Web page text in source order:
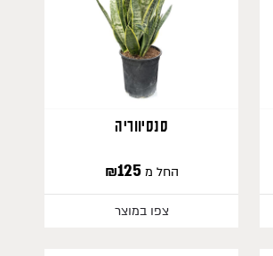
סנסיווריה
החל מ 125
₪
צפו במוצר